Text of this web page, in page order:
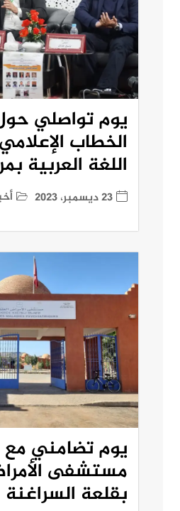
يوم تواصلي
الخطاب
اللغة العربية
23 ديسمبر، 2023
يوم تضامني مع
مستشفى
بقلعة السراغنة